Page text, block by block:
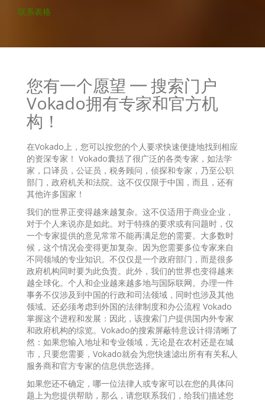
联系表格
您有一个愿望 ━ 搜索门户
Vokado拥有专家和官方机
构！
在Vokado上，您可以按您的个人要求快速便捷地找到相应
的资深专家！ Vokado囊括了很广泛的各类专家，如法学
家，口译员，公证员，税务顾问，侦探和专家，乃至公职
部门，政府机关和法院。这不仅仅限于中国，而且，还有
其他许多国家！
我们的世界正变得越来越复杂。这不仅适用于商业企业，
对于个人来说亦是如此。对于特殊的要求或有问题时，仅
一个专家提供的意见常常不能再满足您的需要。大多数时
候，这个情况会变得更加复杂。因为您需要多位专家来自
不同领域的专业知识。不仅仅是一个政府部门，而是很多
政府机构同时要为此负责。此外，我们的世界也变得越来
越全球化。个人和企业越来越多地与国际联网。办理一件
事务不仅涉及到中国的行政和司法领域，同时也涉及其他
领域。还必须考虑到外国的法律制度和办公流程 Vokado
掌握这个进程和发展：因此，该搜索门户提供国内外专家
和政府机构的综览。Vokado的搜索屏蔽特意设计得清晰了
然：如果您输入地址和专业领域，无论是在农村还是在城
市，只要您需要，Vokado就会为您快速滤出所有有关私人
服务商和官方专家的信息供您选择。
如果您还不确定，哪一位法律人或专家可以在您的具体问
题上为您提供帮助，那么，请您联系我们，给我们描述您